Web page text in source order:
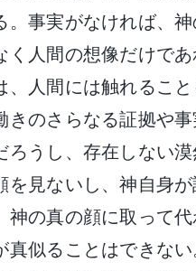
。事実がなければ、
く人間の想像だけで
、人間には触れるこ
きのさらなる証拠や
ろうし、存在しない
を見ないし、神自身
神の真の顔に取って
真似ることはできな